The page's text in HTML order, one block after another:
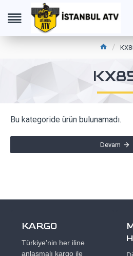
Bu kategoride ürün bulunamadı.
Devam
KARGO
Türkiye’nin her iline
anlaşmalı kargo ile